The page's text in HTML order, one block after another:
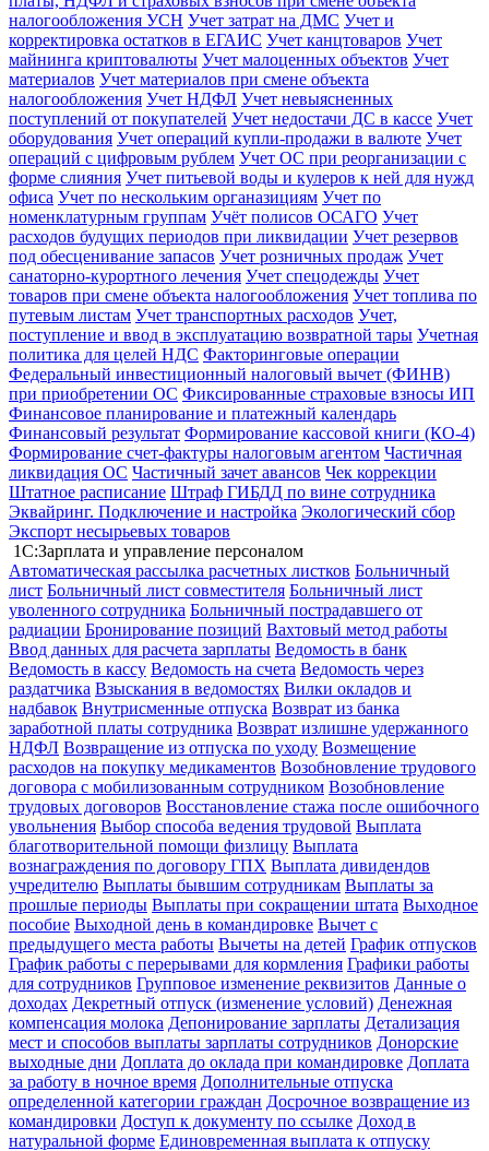
налогообложения УСН Учет затрат на ДМС Учет и
корректировка остатков в ЕГАИС Учет канцтоваров Учет
майнинга криптовалюты Учет малоценных объектов Учет
материалов Учет материалов при смене объекта
налогообложения Учет НДФЛ Учет невыясненных
поступлений от покупателей Учет недостачи ДС в кассе Учет
оборудования Учет операций купли-продажи в валюте Учет
операций с цифровым рублем Учет ОС при реорганизации с
форме слияния Учет питьевой воды и кулеров к ней для нужд
офиса Учет по нескольким органазициям Учет по
номенклатурным группам Учёт полисов ОСАГО Учет
расходов будущих периодов при ликвидации Учет резервов
под обесценивание запасов Учет розничных продаж Учет
санаторно-курортного лечения Учет спецодежды Учет
товаров при смене объекта налогообложения Учет топлива по
путевым листам Учет транспортных расходов Учет,
поступление и ввод в эксплуатацию возвратной тары Учетная
политика для целей НДС Факторинговые операции
Федеральный инвестиционный налоговый вычет (ФИНВ)
при приобретении ОС Фиксированные страховые взносы ИП
Финансовое планирование и платежный календарь
Финансовый результат Формирование кассовой книги (КО-4)
Формирование счет-фактуры налоговым агентом Частичная
ликвидация ОС Частичный зачет авансов Чек коррекции
Штатное расписание Штраф ГИБДД по вине сотрудника
Эквайринг. Подключение и настройка Экологический сбор
Экспорт несырьевых товаров
1С:Зарплата и управление персоналом
Автоматическая рассылка расчетных листков Больничный
лист Больничный лист совместителя Больничный лист
уволенного сотрудника Больничный пострадавшего от
радиации Бронирование позиций Вахтовый метод работы
Ввод данных для расчета зарплаты Ведомость в банк
Ведомость в кассу Ведомость на счета Ведомость через
раздатчика Взыскания в ведомостях Вилки окладов и
надбавок Внутрисменные отпуска Возврат из банка
заработной платы сотрудника Возврат излишне удержанного
НДФЛ Возвращение из отпуска по уходу Возмещение
расходов на покупку медикаментов Возобновление трудового
договора с мобилизованным сотрудником Возобновление
трудовых договоров Восстановление стажа после ошибочного
увольнения Выбор способа ведения трудовой Выплата
благотворительной помощи физлицу Выплата
вознаграждения по договору ГПХ Выплата дивидендов
учредителю Выплаты бывшим сотрудникам Выплаты за
прошлые периоды Выплаты при сокращении штата Выходное
пособие Выходной день в командировке Вычет с
предыдущего места работы Вычеты на детей График отпусков
График работы с перерывами для кормления Графики работы
для сотрудников Групповое изменение реквизитов Данные о
доходах Декретный отпуск (изменение условий) Денежная
компенсация молока Депонирование зарплаты Детализация
мест и способов выплаты зарплаты сотрудников Донорские
выходные дни Доплата до оклада при командировке Доплата
за работу в ночное время Дополнительные отпуска
определенной категории граждан Досрочное возвращение из
командировки Доступ к документу по ссылке Доход в
натуральной форме Единовременная выплата к отпуску